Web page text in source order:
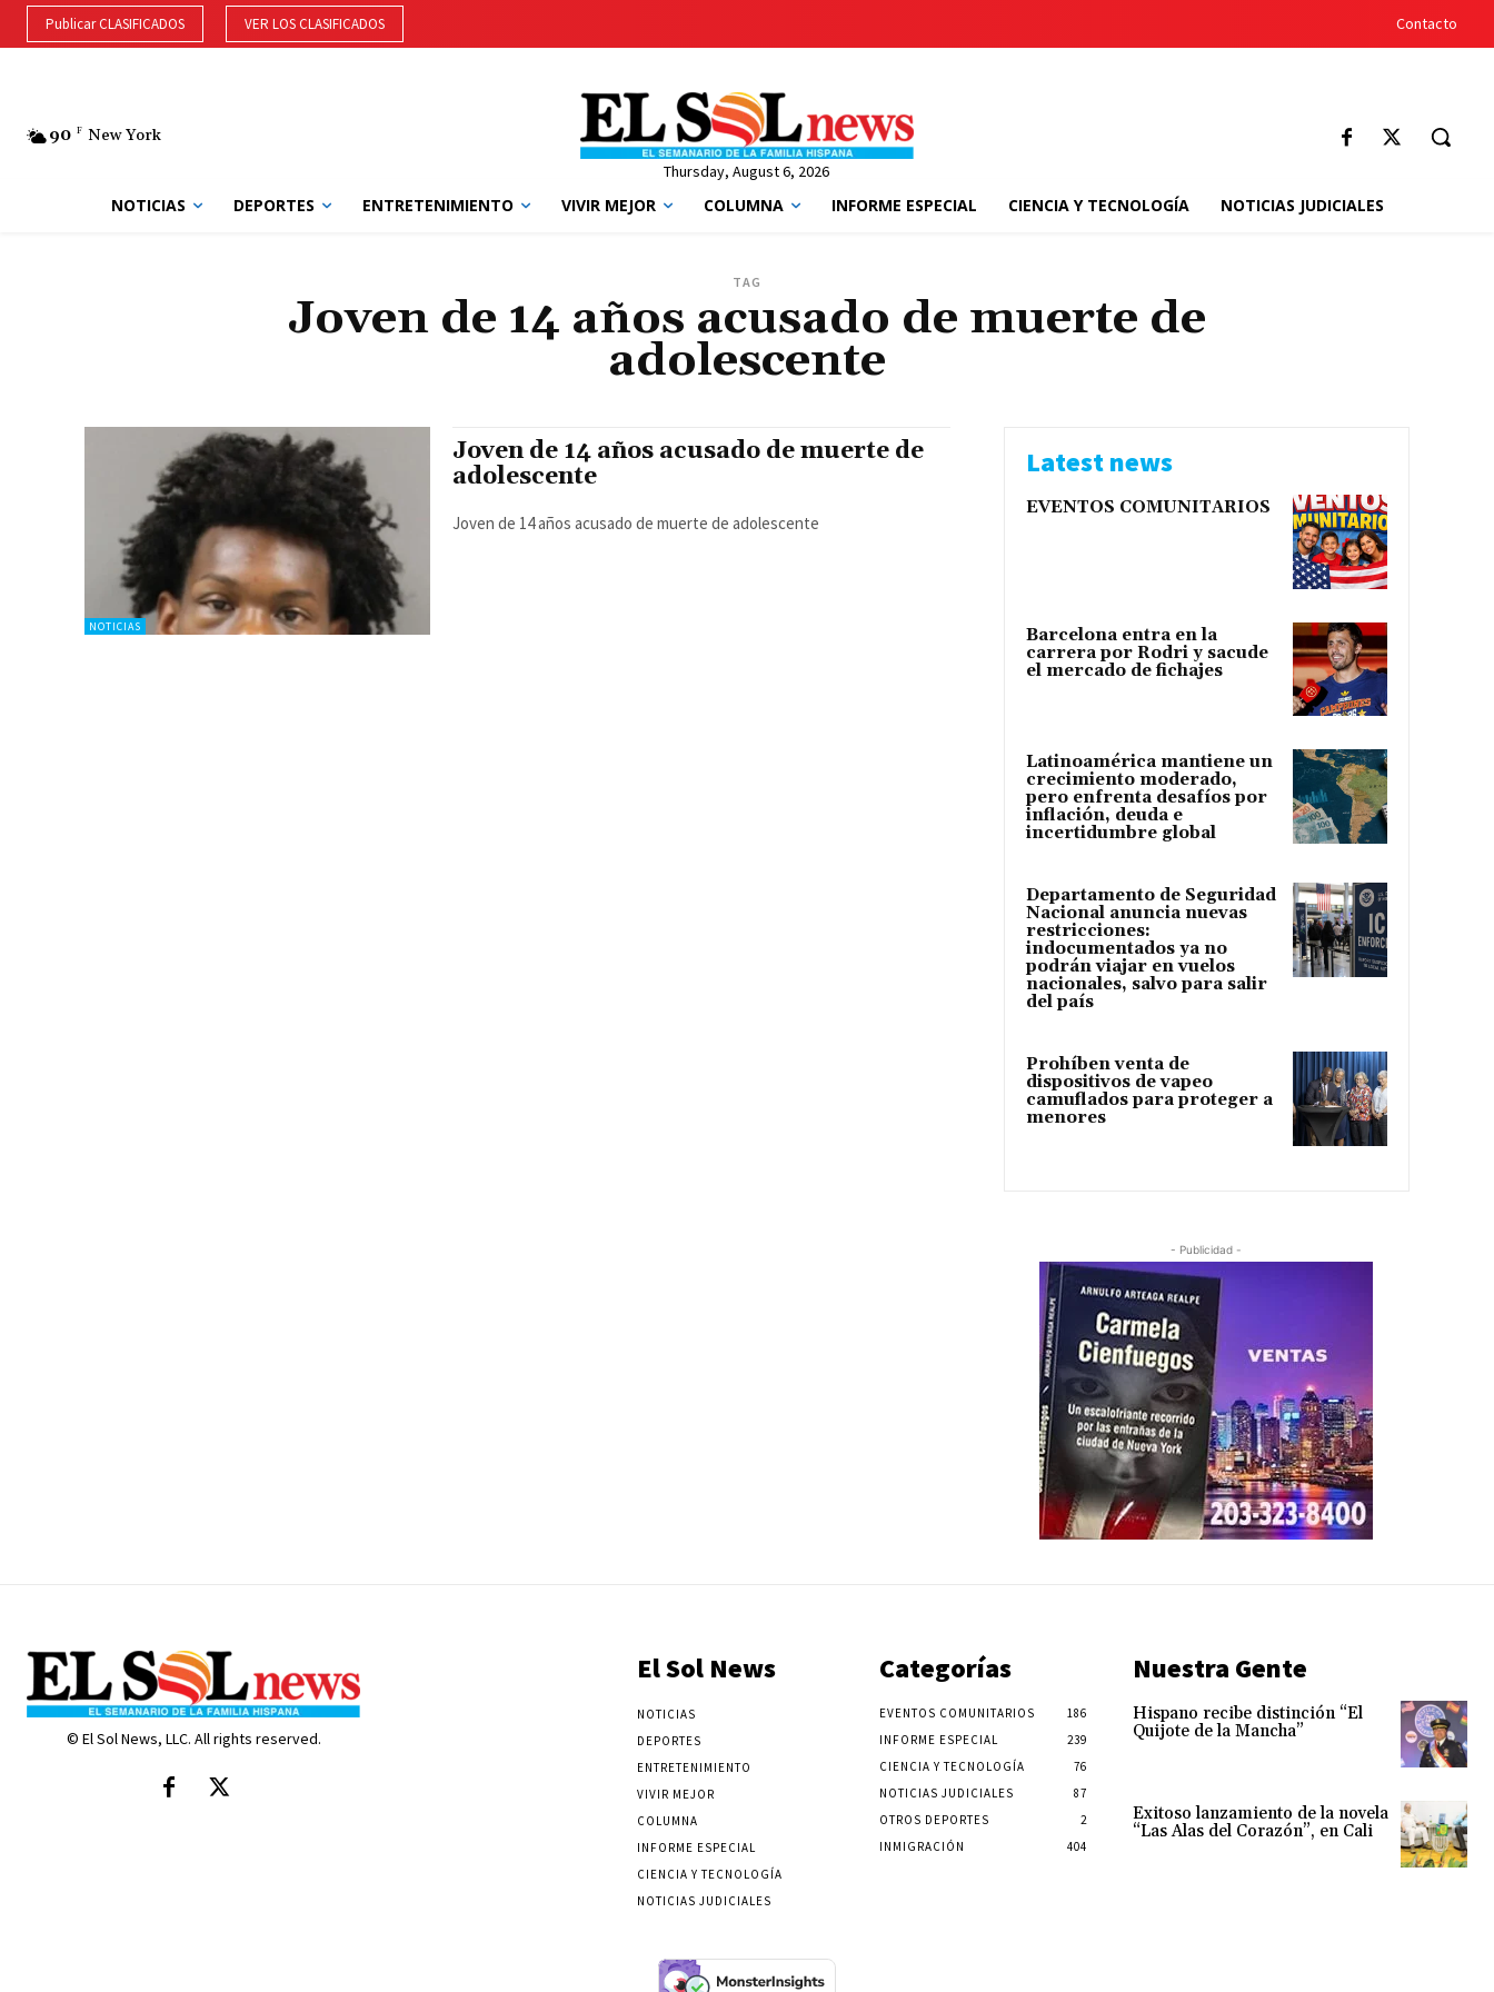
Publicar CLASIFICADOS VER LOS CLASIFICADOS Contacto
90 F New York
Thursday, August 6, 2026
NOTICIAS DEPORTES ENTRETENIMIENTO VIVIR MEJOR COLUMNA INFORME ESPECIAL CIENCIA Y TECNOLOGÍA NOTICIAS JUDICIALES
TAG
Joven de 14 años acusado de muerte de
adolescente
NOTICIAS
Joven de 14 años acusado de muerte de
adolescente
Joven de 14 años acusado de muerte de adolescente
Latest news
EVENTOS COMUNITARIOS
Barcelona entra en la
carrera por Rodri y sacude
el mercado de fichajes
Latinoamérica mantiene un
crecimiento moderado,
pero enfrenta desafíos por
inflación, deuda e
incertidumbre global
Departamento de Seguridad
Nacional anuncia nuevas
restricciones:
indocumentados ya no
podrán viajar en vuelos
nacionales, salvo para salir
del país
Prohíben venta de
dispositivos de vapeo
camuflados para proteger a
menores
- Publicidad -
© El Sol News, LLC. All rights reserved.
El Sol News
NOTICIAS
DEPORTES
ENTRETENIMIENTO
VIVIR MEJOR
COLUMNA
INFORME ESPECIAL
CIENCIA Y TECNOLOGÍA
NOTICIAS JUDICIALES
Categorías
EVENTOS COMUNITARIOS
186
INFORME ESPECIAL
239
CIENCIA Y TECNOLOGÍA
76
NOTICIAS JUDICIALES
87
OTROS DEPORTES
2
INMIGRACIÓN
404
Nuestra Gente
Hispano recibe distinción “El
Quijote de la Mancha”
Exitoso lanzamiento de la novela
“Las Alas del Corazón”, en Cali